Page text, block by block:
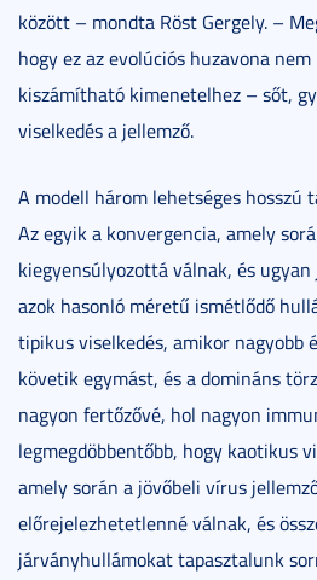
között – mondta Röst Gergely. –
hogy ez az evolúciós huzavona
kiszámítható kimenetelhez – sőt,
viselkedés a jellemző.
A modell három lehetséges hosszú
Az egyik a konvergencia, amely
kiegyensúlyozottá válnak, és
azok hasonló méretű ismétlődő
tipikus viselkedés, amikor nagyobb
követik egymást, és a domináns
nagyon fertőzővé, hol nagyon
legmegdöbbentőbb, hogy kaotikus
amely során a jövőbeli vírus
előrejelezhetetlenné válnak, és
járványhullámokat tapasztalunk